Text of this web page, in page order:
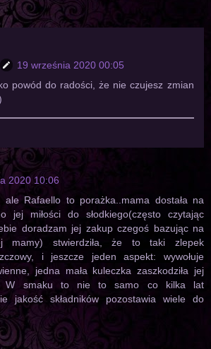
19 września 2020 00:05
powód do radości, że nie czujesz zmian
2020 10:06
ale Rafaello to porażka..mama dostała na
jej miłości do słodkiego(często czytając
doradzam jej zakup czegoś bazując na
mamy) stwierdziła, że to taki zlepek
i jeszcze jeden aspekt: wywołuje
jedna mała kuleczka zaszkodziła jej
W smaku to nie to samo co kilka lat
jakość składników pozostawia wiele do